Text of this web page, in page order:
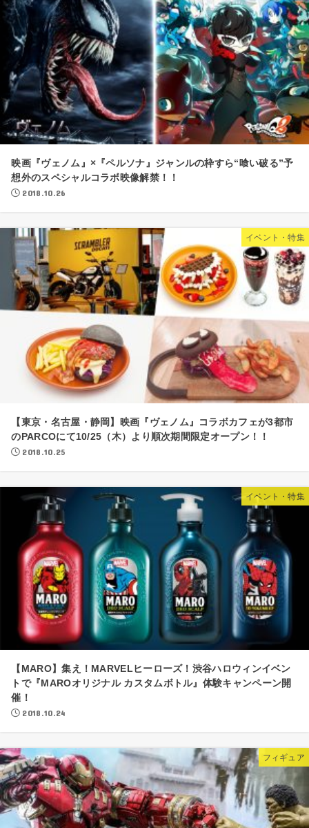
映画『ヴェノム』×『ペルソナ』ジャンルの枠すら“喰い破る”予
想外のスペシャルコラボ映像解禁！！
2018.10.26
イベント・特集
【東京・名古屋・静岡】映画『ヴェノム』コラボカフェが3都市
のPARCOにて10/25（木）より順次期間限定オープン！！
2018.10.25
イベント・特集
【MARO】集え！MARVELヒーローズ！渋谷ハロウィンイベン
トで『MAROオリジナル カスタムボトル』体験キャンペーン開
催！
2018.10.24
フィギュア